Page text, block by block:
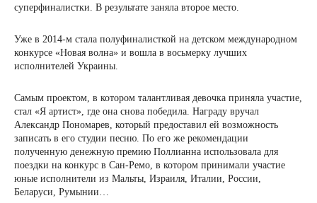
суперфиналистки. В результате заняла второе место.
Уже в 2014-м стала полуфиналисткой на детском международном
конкурсе «Новая волна» и вошла в восьмерку лучших
исполнителей Украины.
Самым проектом, в котором талантливая девочка приняла участие,
стал «Я артист», где она снова победила. Награду вручал
Александр Пономарев, который предоставил ей возможность
записать в его студии песню. По его же рекомендации
полученную денежную премию Поллианна использовала для
поездки на конкурс в Сан-Ремо, в котором принимали участие
юные исполнители из Мальты, Израиля, Италии, России,
Беларуси, Румынии…